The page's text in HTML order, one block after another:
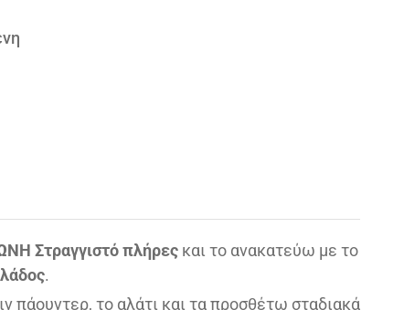
Στραγγιστό πλήρες και το ανακατεύω με το
.
πάουντερ, το αλάτι και τα προσθέτω σταδιακά